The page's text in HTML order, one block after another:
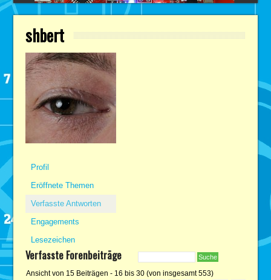
shbert
Profil
Eröffnete Themen
Verfasste Antworten
Engagements
Lesezeichen
Verfasste Forenbeiträge
Ansicht von 15 Beiträgen - 16 bis 30 (von insgesamt 553)